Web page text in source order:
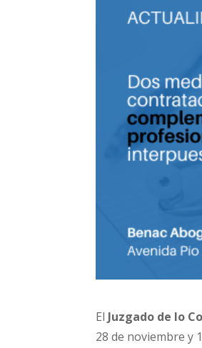
El Juzgado de lo
28 de noviembre y